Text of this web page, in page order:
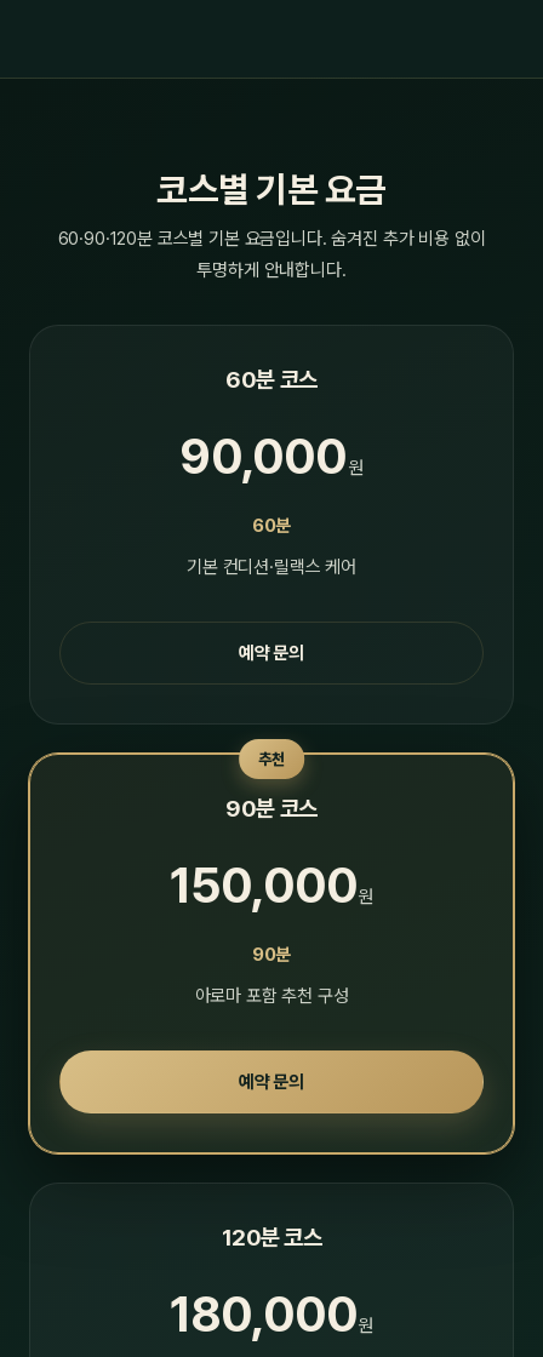
코스별 기본 요금
60·90·120분 코스별 기본 요금입니다. 숨겨진 추가 비용 없이
투명하게 안내합니다.
60분 코스
90,000원
60분
기본 컨디션·릴랙스 케어
예약 문의
추천
90분 코스
150,000원
90분
아로마 포함 추천 구성
예약 문의
120분 코스
180,000원